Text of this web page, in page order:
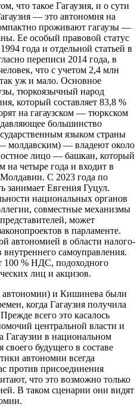
что такое Гагаузия, и о сути
— это автономия на
проживают гагаузы —
Ее особый правовой статус
года и отдельной статьей в
переписи 2014 года, в
что с учетом 2,4 млн
уж и мало. Основное
тюркоязычный народ
который составляет 83,8 %
на гагаузском — тюркском
большинство
языком страны
молдавским) — владеют около
лицо — башкан, который
на четыре года и входит в
С 2023 года по
занимает Евгения Гуцул.
национальных органов
совместные механизмы
может
в парламенте.
автономией в области налого­
самоуправления.
100 % НДС, подоходного
лиц и акцизов.
автономии) и Кишинева были
когда Гагаузия получила
всего это касалось
центральной власти и
Гагаузии в национальном
будущего в составе
автономии всегда
против присоединения
что это возможно только
В таком сценарии они видят